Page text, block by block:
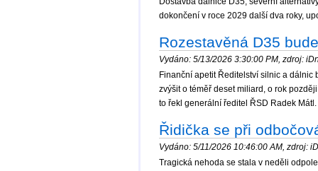
dokončení v roce 2029 další dva roky,
Rozestavěná D35
Vydáno: 5/13/2026 3:30:00 PM, zdroj:
Finanční apetit Ředitelství silnic a
zvýšit o téměř deset miliard, o rok
to řekl generální ředitel ŘSD Radek
Řidička se při
Vydáno: 5/11/2026 10:46:00 AM, zdroj:
Tragická nehoda se stala v neděli